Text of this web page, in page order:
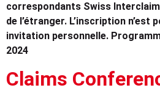
correspondants Swiss
de l’étranger. L’inscription n’est
invitation personnelle.
2024
Claims